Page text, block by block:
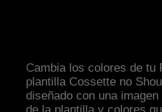
Cambia los colores de tu
plantilla Cossette no
diseñado con una